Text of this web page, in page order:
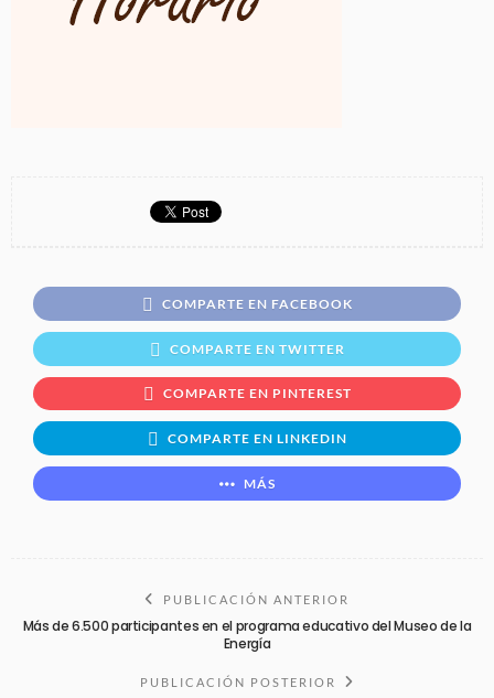
COMPARTE EN FACEBOOK
COMPARTE EN TWITTER
COMPARTE EN PINTEREST
COMPARTE EN LINKEDIN
MÁS
PUBLICACIÓN ANTERIOR
Más de 6.500 participantes en el programa educativo del Museo de la
Energía
PUBLICACIÓN POSTERIOR